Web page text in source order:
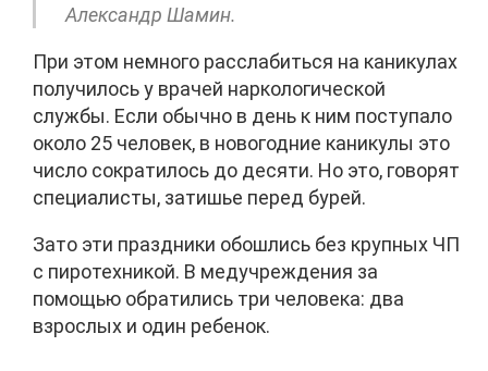
Александр Шамин.
При этом немного расслабиться на каникулах
получилось у врачей наркологической
службы. Если обычно в день к ним поступало
около 25 человек, в новогодние каникулы это
число сократилось до десяти. Но это, говорят
специалисты, затишье перед бурей.
Зато эти праздники обошлись без крупных ЧП
с пиротехникой. В медучреждения за
помощью обратились три человека: два
взрослых и один ребенок.